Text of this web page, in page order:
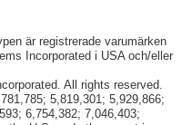
är registrerade varumärken
Incorporated i USA och/eller
All rights reserved.
5,819,301; 5,929,866;
6,754,382; 7,046,403;